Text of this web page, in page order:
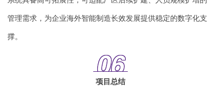
管理需求，为企业海外智能制造长效发展提供稳定的数字化支
撑。
06
项目总结